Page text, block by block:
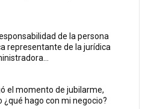
de la persona
representante de la jurídica
el momento de jubilarme,
¿qué hago con mi negocio?